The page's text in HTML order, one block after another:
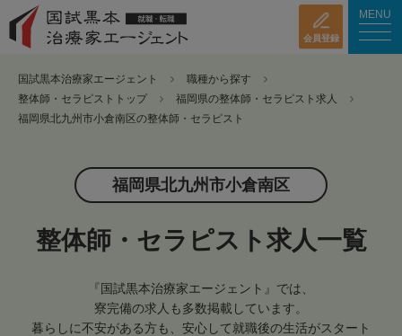
会員登録
MENU
国試黒本治療家エージェント
職種から探す
整体師・セラピストトップ
福岡県の整体師・セラピスト求人
福岡県北九州市小倉南区の整体師・セラピスト
福岡県北九州市小倉南区
整体師・セラピスト求人一覧
『国試黒本治療家エージェント』では、
寮完備の求人も多数掲載しています。
暮らしに不安がある方も、安心して就職後の生活がスタート